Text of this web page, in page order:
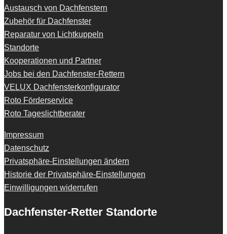
Austausch von Dachfenstern
Zubehör für Dachfenster
Reparatur von Lichtkuppeln
Standorte
Kooperationen und Partner
Jobs bei den Dachfenster-Rettern
VELUX Dachfensterkonfigurator
Roto Förderservice
Roto Tageslichtberater
Impressum
Datenschutz
Privatsphäre-Einstellungen ändern
Historie der Privatsphäre-Einstellungen
Einwilligungen widerrufen
Dachfenster-Retter Standorte